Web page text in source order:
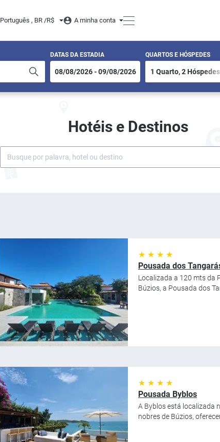
Português , BR /R$ A minha conta
DATAS DA ESTADIA QUARTOS E HÓSPEDES
Hotéis e Destinos
★ ★ ★ ★
Pousada dos
Localizada a 120 mts da
Búzios, a Pousada dos
★ ★ ★ ★
Pousada Byblos
A Byblos está localizada
nobres de Búzios,